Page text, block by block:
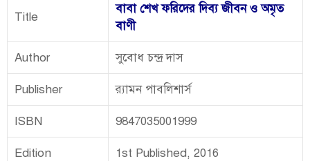
Title
বাবা শেখ ফরিদের দিব্য জীবন ও অমৃত
বাণী
Author সুবোধ চন্দ্র দাস
Publisher র‌্যামন পাবলিশার্স
ISBN 9847035001999
Edition 1st Published, 2016